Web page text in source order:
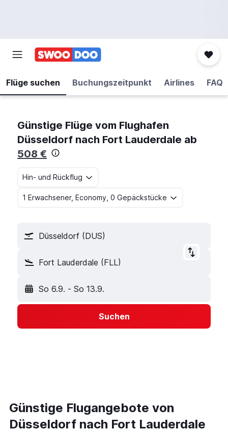
Flüge suchen Buchungszeitpunkt Airlines FAQ
Günstige Flüge vom Flughafen
Düsseldorf nach Fort Lauderdale ab
508 €
Hin- und Rückflug
1 Erwachsener, Economy, 0 Gepäckstücke
Düsseldorf (DUS)
Fort Lauderdale (FLL)
So 6.9. - So 13.9.
Suchen
Günstige Flugangebote von
Düsseldorf nach Fort Lauderdale